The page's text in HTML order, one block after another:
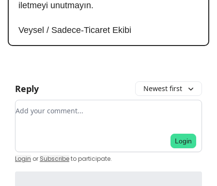
iletmeyi unutmayın.
Veysel / Sadece-Ticaret Ekibi
Reply Newest first
Add your comment
Login
Login or Subscribeto participate.